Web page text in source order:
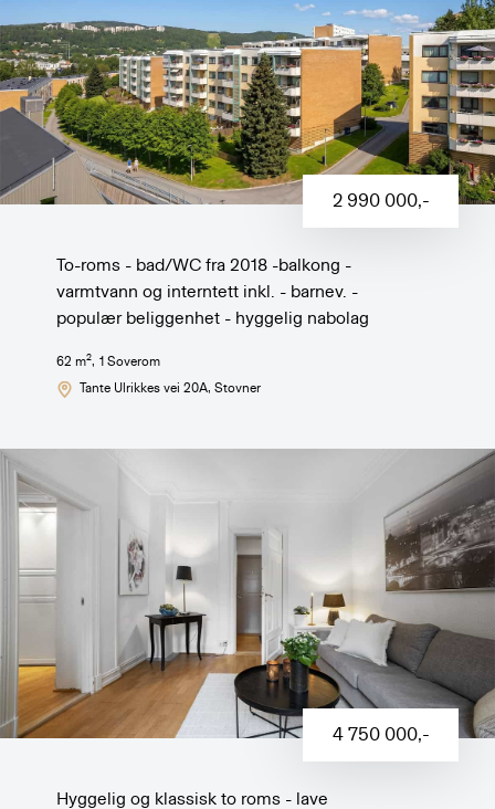
2 990 000,-
To-roms - bad/WC fra 2018 -balkong -
varmtvann og interntett inkl. - barnev. -
populær beliggenhet - hyggelig nabolag
62 m2, 1 Soverom
Tante Ulrikkes vei 20A, Stovner
4 750 000,-
Hyggelig og klassisk to roms - lave